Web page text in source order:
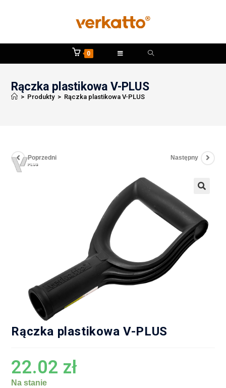
0
Rączka plastikowa V-PLUS
> Produkty > Rączka plastikowa V-PLUS
Poprzedni Następny
Rączka plastikowa V-PLUS
22.02 zł
Na stanie